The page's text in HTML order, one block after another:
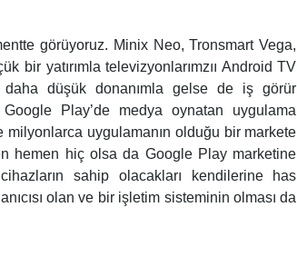
görüyoruz. Minix Neo, Tronsmart Vega,
bir yatırımla televizyonlarımzıı Android TV
daha düşük donanımla gelse de iş görür
Play’de medya oynatan uygulama
milyonlarca uygulamanın olduğu bir markete
hemen hiç olsa da Google Play marketine
sahip olacakları kendilerine has
olan ve bir işletim sisteminin olması da